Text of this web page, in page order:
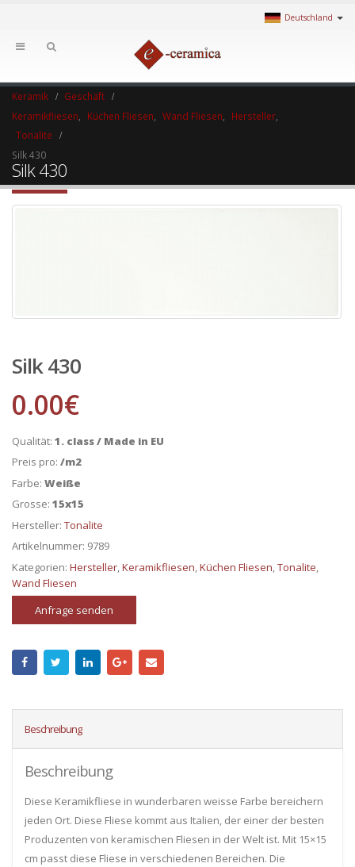
Deutschland
Keramik
Geschäft
Keramikfliesen
Küchen Fliesen Wand Fliesen Hersteller
Tonalite
Silk 430
Silk 430
Silk 430
0.00€
Qualität: 1. class / Made in EU
Preis pro: /m2
Farbe: Weiße
Grosse: 15x15
Hersteller: Tonalite
Artikelnummer: 9789
Kategorien: Hersteller,Keramikfliesen,Küchen Fliesen,Tonalite,
Wand Fliesen
Anfrage senden
Beschreibung
Beschreibung
Diese Keramikfliese in wunderbaren weisse Farbe bereichern
jeden Ort. Diese Fliese kommt aus Italien, der einer der besten
Produzenten von keramischen Fliesen in der Welt ist. Mit 15×15
cm passt diese Fliese in verschiedenen Bereichen. Die